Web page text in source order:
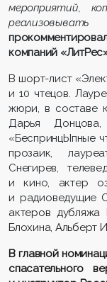
мероприятий,
реализовывать
компаний «ЛитРес
В шорт-лист
и 10 чтецов.
жюри, в составе
Дарья
«БеспринцЫпные
прозаик,
Снегирев,
и кино, актер
и радиоведущие
актеров дубляжа
Блохина, Альберт
Вглавной
спасательного